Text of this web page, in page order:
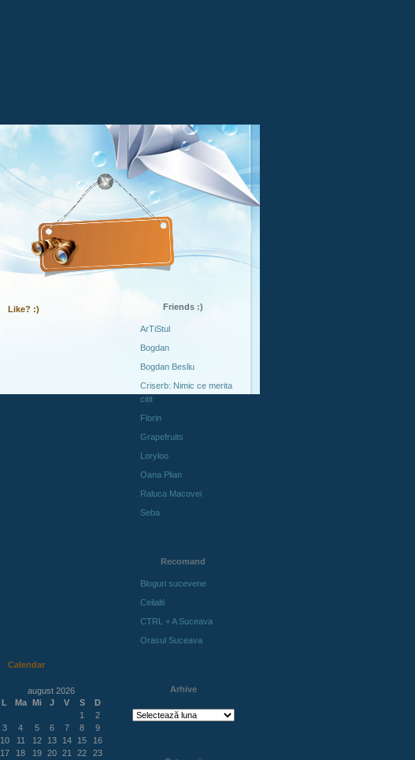
Like? :)
Calendar
august 2026
L
Ma Mi J V S
D
1
2
3
4 5 6 7 8
9
10
11 12 13 14 15
16
17
18 19 20 21 22
23
Friends :)
ArTiStul
Bogdan
Bogdan Besliu
Criserb: Nimic ce merita
citit
Florin
Grapefruits
Loryloo
Oana Plian
Raluca Macovei
Seba
Recomand
Bloguri sucevene
Ceilalti
CTRL + A Suceava
Orasul Suceava
Arhive